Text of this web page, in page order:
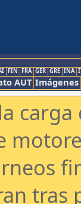
FIN FRA GER GRE INA
AUT Imágenes
tras